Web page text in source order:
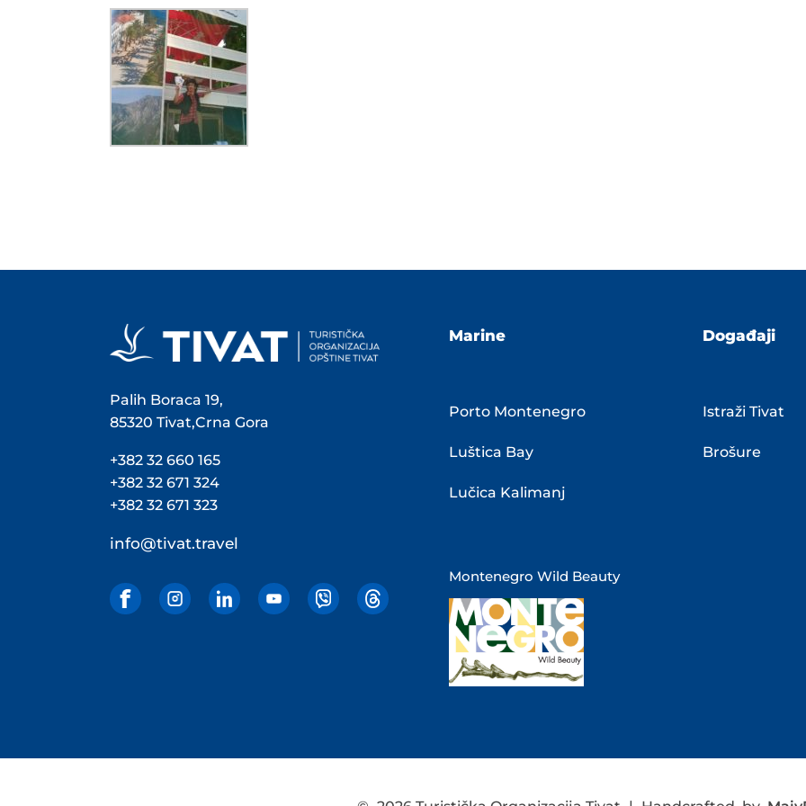
Palih Boraca 19,
85320 Tivat,Crna Gora
+382 32 660 165
+382 32 671 324
+382 32 671 323
info@tivat.travel
Marine
Porto Montenegro
Luštica Bay
Lučica Kalimanj
Montenegro Wild Beauty
Događaji
Istraži Tivat
Brošure